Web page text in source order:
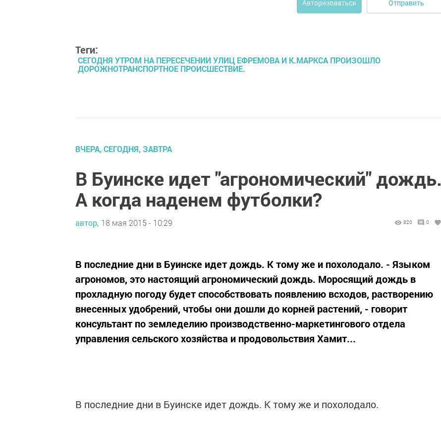
Авторизоваться Отправить
Теги:
СЕГОДНЯ УТРОМ НА ПЕРЕСЕЧЕНИИ УЛИЦ ЕФРЕМОВА И К.МАРКСА ПРОИЗОШЛО
ДОРОЖНОТРАНСПОРТНОЕ ПРОИСШЕСТВИЕ.
ВЧЕРА, СЕГОДНЯ, ЗАВТРА
В Буинске идет "агрономический" дождь.
А когда наденем футболки?
автор, 18 мая 2015 - 10:29 820 0
В последние дни в Буинске идет дождь. К тому же и похолодало. - Языком
агрономов, это настоящий агрономический дождь. Моросящий дождь в
прохладную погоду будет способствовать появлению всходов, растворению
внесенных удобрений, чтобы они дошли до корней растений, - говорит
консультант по земледелию производственно-маркетингового отдела
управления сельского хозяйства и продовольствия Хамит...
В последние дни в Буинске идет дождь. К тому же и похолодало.